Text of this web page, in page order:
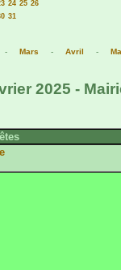
24 25 26
31
Mars - Avril -
2025 -